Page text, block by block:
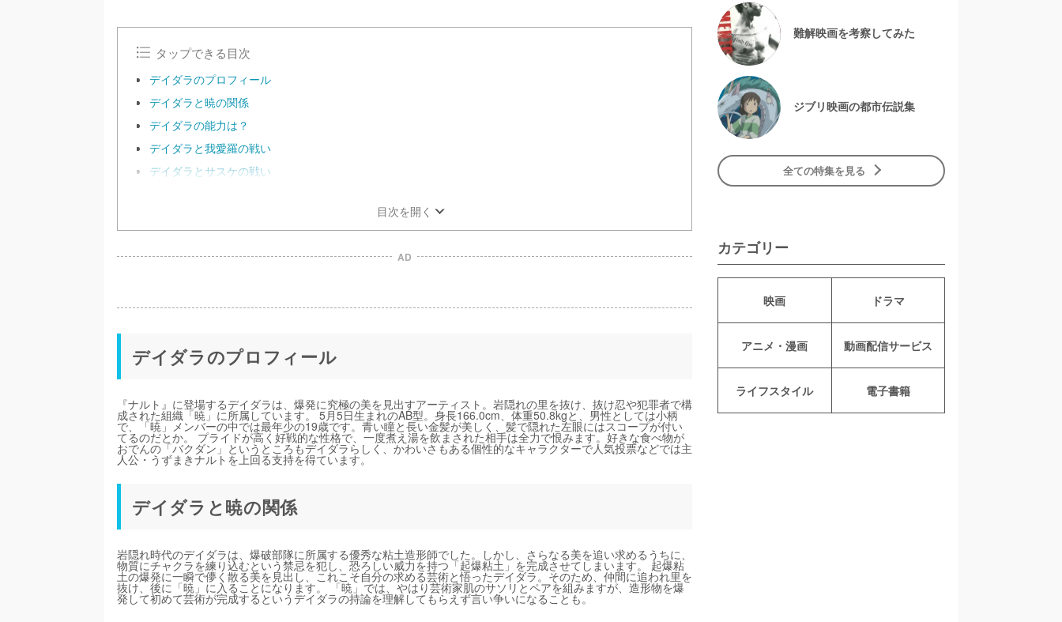
タップできる目次
デイダラのプロフィール
デイダラと暁の関係
デイダラの能力は？
デイダラと我愛羅の戦い
デイダラとサスケの戦い
目次を開く
AD
デイダラのプロフィール
『ナルト』に登場するデイダラは、爆発に究極の美を見出すアーティスト。岩隠れの里を抜け、抜け忍や犯罪者で構
成された組織「暁」に所属しています。 5月5日生まれのAB型。身長166.0cm、体重50.8kgと、男性としては小柄
で、「暁」メンバーの中では最年少の19歳です。青い瞳と長い金髪が美しく、髪で隠れた左眼にはスコープが付い
てるのだとか。 プライドが高く好戦的な性格で、一度煮え湯を飲まされた相手は全力で恨みます。好きな食べ物が
おでんの「バクダン」というところもデイダラらしく、かわいさもある個性的なキャラクターで人気投票などでは主
人公・うずまきナルトを上回る支持を得ています。
デイダラと暁の関係
岩隠れ時代のデイダラは、爆破部隊に所属する優秀な粘土造形師でした。しかし、さらなる美を追い求めるうちに、
物質にチャクラを練り込むという禁忌を犯し、恐ろしい威力を持つ「起爆粘土」を完成させてしまいます。 起爆粘
土の爆発に一瞬で儚く散る美を見出し、これこそ自分の求める芸術と悟ったデイダラ。そのため、仲間に追われ里を
抜け、後に「暁」に入ることになります。 「暁」では、やはり芸術家肌のサソリとペアを組みますが、造形物を爆
発して初めて芸術が完成するというデイダラの持論を理解してもらえず言い争いになることも。
難解映画を考察してみた
ジブリ映画の都市伝説集
全ての特集を見る
カテゴリー
映画 ドラマ
アニメ・漫画 動画配信サービス
ライフスタイル 電子書籍